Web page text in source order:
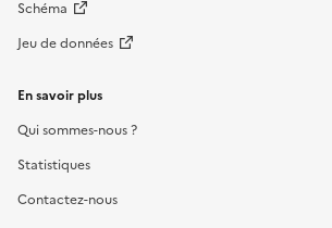
Schéma
Jeu de données
En savoir plus
Qui sommes-nous ?
Statistiques
Contactez-nous